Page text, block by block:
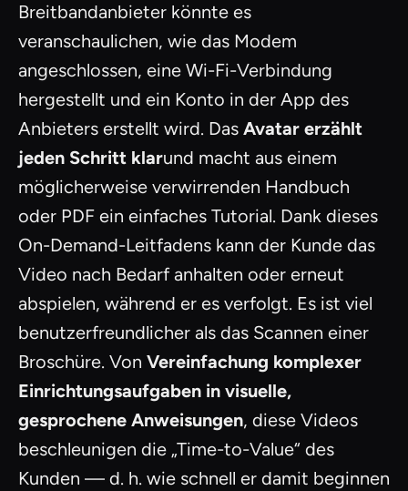
Breitbandanbieter könnte es
veranschaulichen, wie das Modem
angeschlossen, eine Wi-Fi-Verbindung
hergestellt und ein Konto in der App des
Anbieters erstellt wird. Das Avatar erzählt
jeden Schritt klarund macht aus einem
möglicherweise verwirrenden Handbuch
oder PDF ein einfaches Tutorial. Dank dieses
On-Demand-Leitfadens kann der Kunde das
Video nach Bedarf anhalten oder erneut
abspielen, während er es verfolgt. Es ist viel
benutzerfreundlicher als das Scannen einer
Broschüre. Von Vereinfachung komplexer
Einrichtungsaufgaben in visuelle,
gesprochene Anweisungen, diese Videos
beschleunigen die „Time-to-Value“ des
Kunden — d. h. wie schnell er damit beginnen